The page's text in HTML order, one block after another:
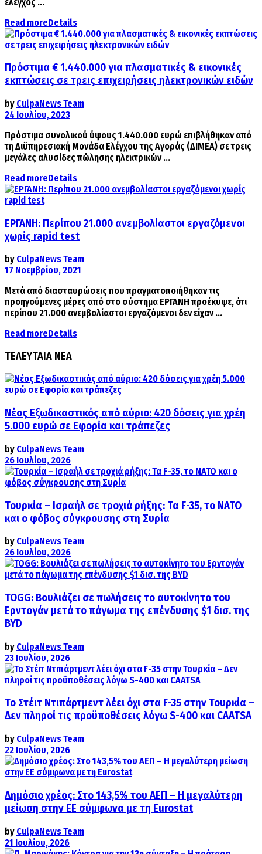
Read moreDetails
Πρόστιμα € 1.440.000 για πλασματικές & εικονικές
εκπτώσεις σε τρεις επιχειρήσεις ηλεκτρονικών ειδών
by CulpaNews Team
24 Ιουλίου, 2023
Πρόστιμα συνολικού ύψους 1.440.000 ευρώ επιβλήθηκαν από
τη Διϋπηρεσιακή Μονάδα Ελέγχου της Αγοράς (ΔΙΜΕΑ) σε τρεις
μεγάλες αλυσίδες πώλησης ηλεκτρικών ...
Read moreDetails
ΕΡΓΑΝΗ: Περίπου 21.000 ανεμβολίαστοι εργαζόμενοι
χωρίς rapid test
by CulpaNews Team
17 Νοεμβρίου, 2021
Μετά από διασταυρώσεις που πραγματοποιήθηκαν τις
προηγούμενες μέρες από στο σύστημα ΕΡΓΑΝΗ προέκυψε, ότι
περίπου 21.000 ανεμβολίαστοι εργαζόμενοι δεν είχαν ...
Read moreDetails
ΤΕΛΕΥΤΑΙΑ ΝΕΑ
Νέος Εξωδικαστικός από αύριο: 420 δόσεις για χρέη
5.000 ευρώ σε Εφορία και τράπεζες
by CulpaNews Team
26 Ιουλίου, 2026
Τουρκία – Ισραήλ σε τροχιά ρήξης: Τα F-35, το ΝΑΤΟ
και ο φόβος σύγκρουσης στη Συρία
by CulpaNews Team
26 Ιουλίου, 2026
TOGG: Βουλιάζει σε πωλήσεις το αυτοκίνητο του
Ερντογάν μετά το πάγωμα της επένδυσης $1 δισ. της
BYD
by CulpaNews Team
23 Ιουλίου, 2026
Το Στέιτ Ντιπάρτμεντ λέει όχι στα F-35 στην Τουρκία –
Δεν πληροί τις προϋποθέσεις λόγω S-400 και CAATSA
by CulpaNews Team
22 Ιουλίου, 2026
Δημόσιο χρέος: Στο 143,5% του ΑΕΠ – Η μεγαλύτερη
μείωση στην ΕΕ σύμφωνα με τη Eurostat
by CulpaNews Team
21 Ιουλίου, 2026